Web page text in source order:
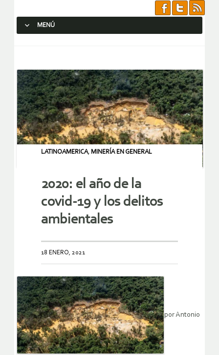
MENÚ
LATINOAMERICA, MINERÍA EN GENERAL
2020: el año de la
covid-19 y los delitos
ambientales
18 ENERO, 2021
por Antonio